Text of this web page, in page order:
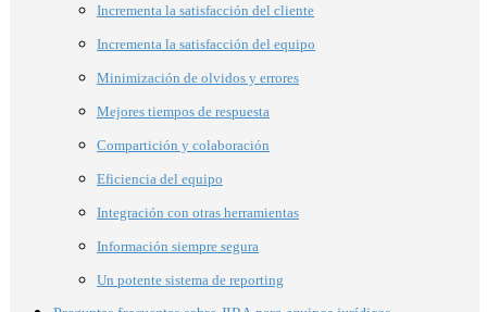
Incrementa la satisfacción del cliente
Incrementa la satisfacción del equipo
Minimización de olvidos y errores
Mejores tiempos de respuesta
Compartición y colaboración
Eficiencia del equipo
Integración con otras herramientas
Información siempre segura
Un potente sistema de reporting